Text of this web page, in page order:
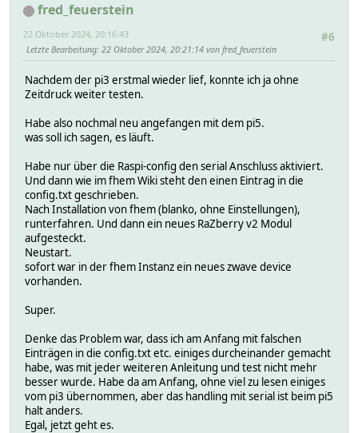
fred_feuerstein
#6
22 Oktober 2024, 20:16:43
Letzte Bearbeitung: 22 Oktober 2024, 20:21:14 von fred_feuerstein
Nachdem der pi3 erstmal wieder lief, konnte ich ja ohne
Zeitdruck weiter testen.
Habe also nochmal neu angefangen mit dem pi5.
was soll ich sagen, es läuft.
Habe nur über die Raspi-config den serial Anschluss aktiviert.
Und dann wie im fhem Wiki steht den einen Eintrag in die
config.txt geschrieben.
Nach Installation von fhem (blanko, ohne Einstellungen),
runterfahren. Und dann ein neues RaZberry v2 Modul
aufgesteckt.
Neustart.
sofort war in der fhem Instanz ein neues zwave device
vorhanden.
Super.
Denke das Problem war, dass ich am Anfang mit falschen
Einträgen in die config.txt etc. einiges durcheinander gemacht
habe, was mit jeder weiteren Anleitung und test nicht mehr
besser wurde. Habe da am Anfang, ohne viel zu lesen einiges
vom pi3 übernommen, aber das handling mit serial ist beim pi5
halt anders.
Egal, jetzt geht es.